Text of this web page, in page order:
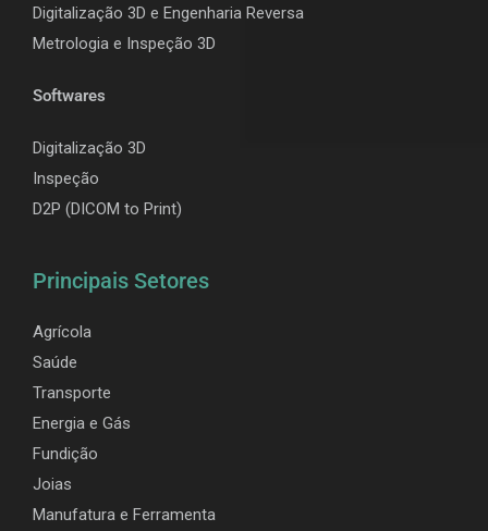
Digitalização 3D e Engenharia Reversa
Metrologia e Inspeção 3D
Softwares
Digitalização 3D
Inspeção
D2P (DICOM to Print)
Principais Setores
Agrícola
Saúde
Transporte
Energia e Gás
Fundição
Joias
Manufatura e Ferramenta